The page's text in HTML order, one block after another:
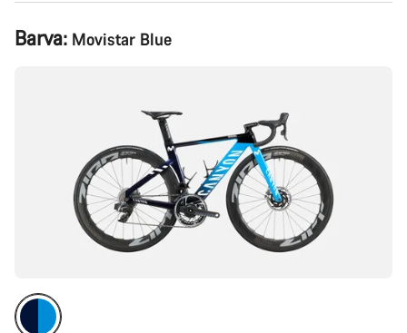
Konfigurace
produktu
Barva: Movistar Blue